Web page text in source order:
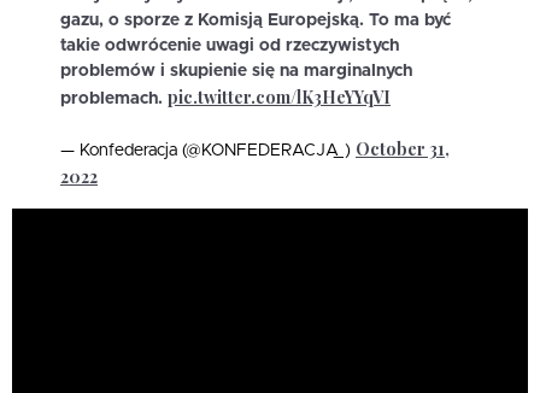
gazu, o sporze z Komisją Europejską. To ma być
takie odwrócenie uwagi od rzeczywistych
problemów i skupienie się na marginalnych
problemach. pic.twitter.com/lK3HeYYqVI
— Konfederacja (@KONFEDERACJA_) October 31,
2022